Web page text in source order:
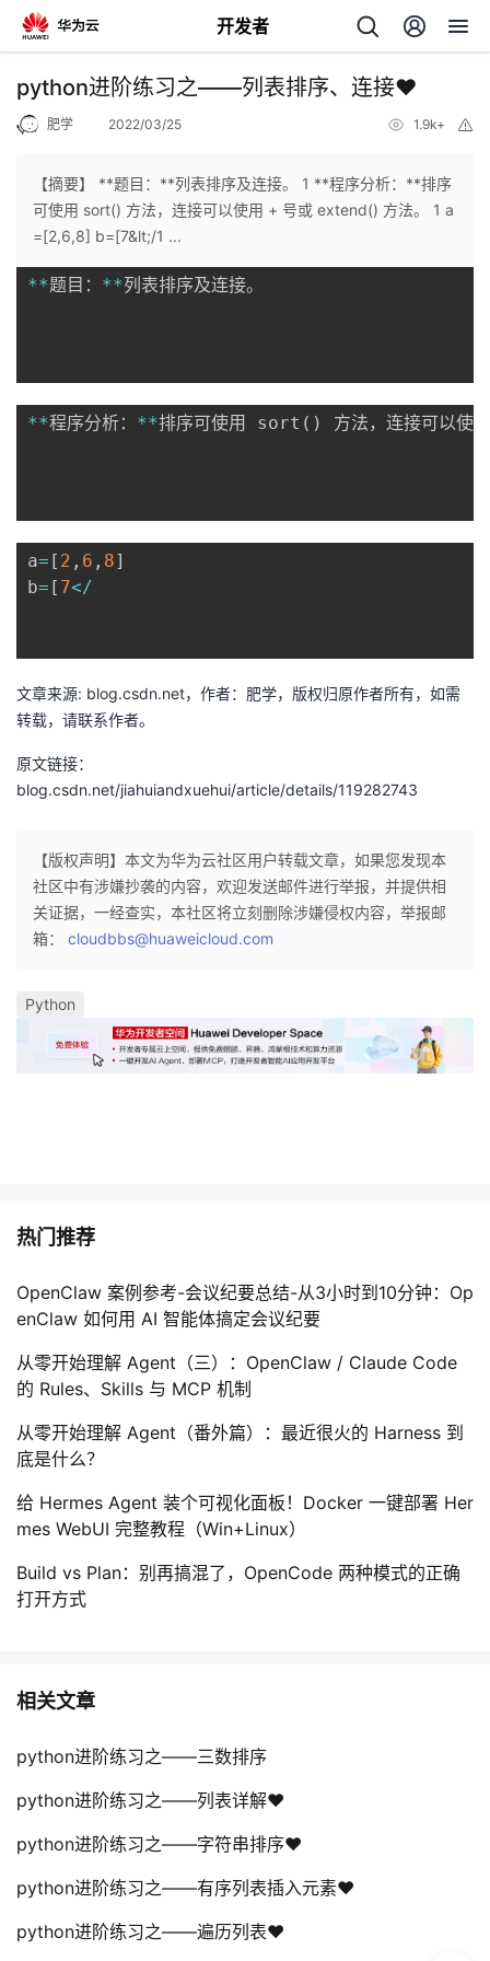
开发者
返
个
页
开
我
博
的
坛
我
圈
的
播
我
活
动
的
关
注
我
的
开
堂
的
课
程
我
的
认
我
的
验
我
收
藏
我
的
Programs
我
技
术
支
的
云
声
议
python进阶练习之——列表排序、连接❤️
肥学 2022/03/25 1.9k+
【摘要】 **题目：**列表排序及连接。 1 **程序分析：**排序
可使用 sort() 方法，连接可以使用 + 号或 extend() 方法。 1 a
=[2,6,8] b=[7&lt;/1 ...
**题目： **列表排序及连接。
**程序分析： **排序可使用 sort ( ) 方法，连接可以使
a= [ 2 , 6 , 8]
b= [ 7</
文章来源: blog.csdn.net，作者：肥学，版权归原作者所有，如需
转载，请联系作者。
原文链接：
blog.csdn.net/jiahuiandxuehui/article/details/119282743
【版权声明】本文为华为云社区用户转载文章，如果您发现本
社区中有涉嫌抄袭的内容，欢迎发送邮件进行举报，并提供相
关证据，一经查实，本社区将立刻删除涉嫌侵权内容，举报邮
箱： cloudbbs@huaweicloud.com
Python
热门推荐
OpenClaw 案例参考-会议纪要总结-从3小时到10分钟：Op
enClaw 如何用 AI 智能体搞定会议纪要
从零开始理解 Agent（三）：OpenClaw / Claude Code
的 Rules、Skills 与 MCP 机制
从零开始理解 Agent（番外篇）：最近很火的 Harness 到
底是什么？
给 Hermes Agent 装个可视化面板！Docker 一键部署 Her
mes WebUI 完整教程（Win+Linux）
Build vs Plan：别再搞混了，OpenCode 两种模式的正确
打开方式
相关文章
python进阶练习之——三数排序
python进阶练习之——列表详解❤️
python进阶练习之——字符串排序❤️
python进阶练习之——有序列表插入元素❤️
python进阶练习之——遍历列表❤️